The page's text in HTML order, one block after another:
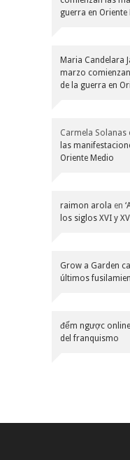
guerra en Oriente
Maria Candelara
marzo
de la guerra en
Carmela Solanas
las
Oriente Medio
raimon arola en
los siglos XVI y
Grow a Garden
últimos
đếm ngược online
del franquismo